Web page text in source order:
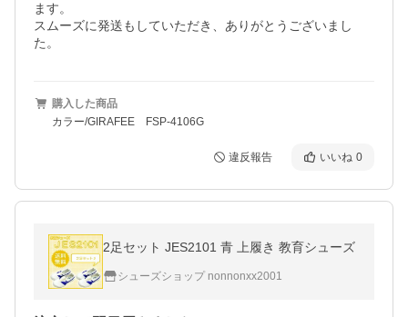
ます。
スムーズに発送もしていただき、ありがとうございまし
た。
購入した商品
カラー/GIRAFEE FSP-4106G
違反報告 いいね 0
2足セット JES2101 青 上履き 教育シューズ
シューズショップ nonnonxx2001